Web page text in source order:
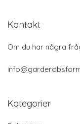
Kontakt
Om du har några
Kategorier